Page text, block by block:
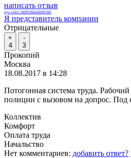
написать отзыв
про ОАО "ИПРОМАШПРОМ"
Я представитель компании
Отрицательные
+
4
-
3
Прокопий
Москва
18.08.2017 в 14:28
Потогонная система труда.
полиции с вызовом на допрос. Под
Коллектив
Комфорт
Оплата труда
Начальство
Нет комментариев: добавить ответ?